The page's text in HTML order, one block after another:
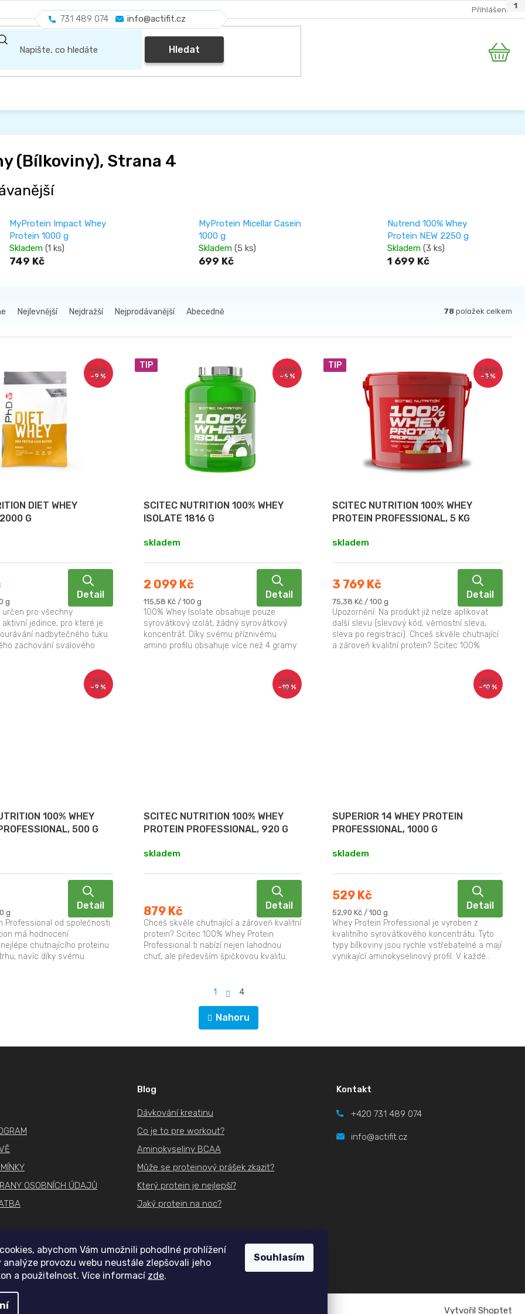
abychom Vám umožnili pohodlné prohlížení
analýze provozu webu neustále zlepšovali jeho
a použitelnost. Více informací zde.
Souhlasím
731 489 074 info@actifit.cz
Přihlášení
Hledat Nákupní
78
2
2
20
1
(Bílkoviny), Strana 4
MyProtein Impact Whey
Protein 1000 g
Skladem (1 ks)
749 Kč
MyProtein Micellar Casein
1000 g
Skladem (5 ks)
699 Kč
Nutrend 100% Whey
Protein NEW 2250 g
Skladem(3 ks)
1 699 Kč
Nejlevnější Nejdražší Nejprodávanější Abecedně 78 položek celkem
1 460
Kč
–9 %
DIET WHEY
G
g
Detail
určen pro všechny
jedince, pro které je
nadbytečného tuku
zachování svalového
TIP
2 240
Kč
–6 %
SCITEC NUTRITION 100% WHEY
ISOLATE 1816 G
skladem
2 099 Kč
Měrná
cena:
115,58 Kč / 100 g
Detail
100% Whey Isolate obsahuje pouze
syrovátkový izolát, žádný syrovátkový
koncentrát. Díky svému příznivému
amino profilu obsahuje více než 4 gramy
TIP
3 890
Kč
–3 %
SCITEC NUTRITION 100% WHEY
PROTEIN PROFESSIONAL, 5 KG
skladem
3 769 Kč
Měrná
cena:
75,38 Kč / 100 g
Detail
Upozornění: Na produkt již nelze aplikovat
další slevu (slevový kód, věrnostní sleva,
sleva po registraci). Chceš skvěle chutnající
a zároveň kvalitní protein? Scitec 100%
549
Kč
–9 %
100% WHEY
500 G
g
Detail
Professional od společnosti
má hodnocení
chutnajícího proteinu
navíc díky svému
980
Kč
–10 %
SCITEC NUTRITION 100% WHEY
PROTEIN PROFESSIONAL, 920 G
skladem
879 Kč Detail
Chceš skvěle chutnající a zároveň kvalitní
protein? Scitec 100% Whey Protein
Professional ti nabízí nejen lahodnou
chuť, ale především špičkovou kvalitu.
590
Kč
–10 %
SUPERIOR 14 WHEY PROTEIN
PROFESSIONAL, 1000 G
skladem
529 Kč
Měrná
cena:
52,90 Kč / 100 g
Detail
Whey Protein Professional je vyroben z
kvalitního syrovátkového koncentrátu. Tyto
typy bílkoviny jsou rychle vstřebatelné a mají
vynikající aminokyselinový profil. V každé...
O
v
k
y
v
S
t
r
á
1 4
Nahoru
OSOBNÍCH ÚDAJŮ
Blog
Dávkování kreatinu
Co je to pre workout?
Aminokyseliny BCAA
Může se proteinový prášek zkazit?
Který protein je nejlepší?
Jaký protein na noc?
Kontakt
+420 731 489 074
info@actifit.cz
Vytvořil Shoptet